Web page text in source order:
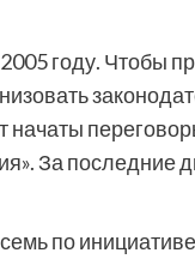
году. Чтобы
начаты
За последние
по